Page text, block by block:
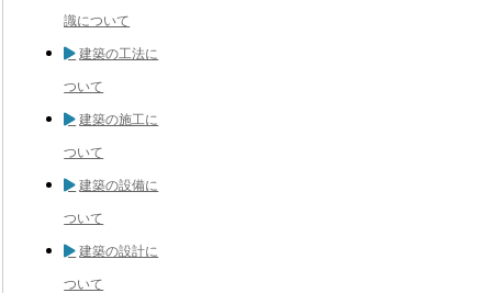
識について
建築の工法に
ついて
建築の施工に
ついて
建築の設備に
ついて
建築の設計に
ついて